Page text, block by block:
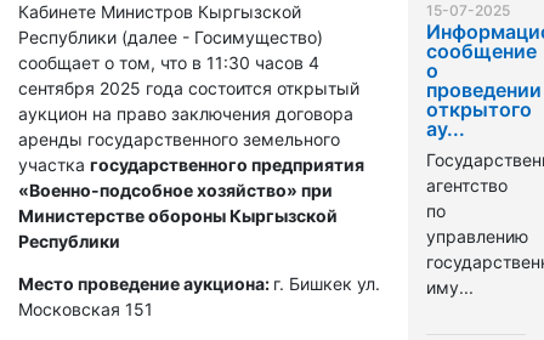
Кабинете Министров Кыргызской
Республики (далее - Госимущество)
сообщает о том, что в 11:30 часов 4
сентября 2025 года состоится открытый
аукцион на право заключения договора
аренды государственного земельного
участка государственного предприятия
«Военно-подсобное хозяйство» при
Министерстве обороны Кыргызской
Республики
Место проведение аукциона: г. Бишкек ул.
Московская 151
15-07-2025
сообщение
о
проведении
открытого
ау...
агентство
по
управлению
иму...